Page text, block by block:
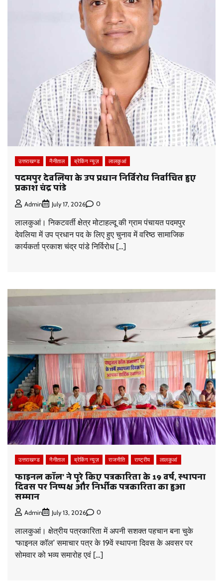
उत्तराखण्ड नैनीताल ब्रेकिंग न्यूज़ लालकुआं
पदमपुर देवलिया के उप प्रधान निर्विरोध निर्वाचित हुए
प्रकाश चंद्र पांडे
Admin July 17, 2026 0
लालकुआं। निकटवर्ती क्षेत्र मोटाहल्दू की ग्राम पंचायत पदमपुर
देवलिया में उप प्रधान पद के लिए हुए चुनाव में वरिष्ठ सामाजिक
कार्यकर्ता प्रकाश चंद्र पांडे निर्विरोध […]
उत्तराखण्ड नैनीताल ब्रेकिंग न्यूज़ राजनीति राष्ट्रीय लालकुआं
फाइनल कॉल’ ने पूरे किए पत्रकारिता के 19 वर्ष, स्थापना
दिवस पर निष्पक्ष और निर्भीक पत्रकारिता का हुआ
सम्मान
Admin July 13, 2026 0
लालकुआं। क्षेत्रीय पत्रकारिता में अपनी सशक्त पहचान बना चुके
‘फाइनल कॉल’ समाचार पत्र के 19वें स्थापना दिवस के अवसर पर
सोमवार को भव्य समारोह एवं […]